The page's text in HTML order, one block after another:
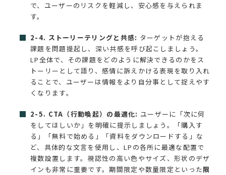
で、ユーザーのリスクを軽減し、安心感を与えられま
す。
2-4. ストーリーテリングと共感: ターゲットが抱える
課題を問題提起し、深い共感を呼び起こしましょう。
LP全体で、その課題をどのように解決できるのかをス
トーリーとして語り、感情に訴えかける表現を取り入れ
ることで、ユーザーは情報をより自分事として捉えやす
くなります。
2-5. CTA（行動喚起）の最適化: ユーザーに「次に何
をしてほしいか」を明確に提示しましょう。「購入す
る」「無料で始める」「資料をダウンロードする」な
ど、具体的な文言を使用し、LPの各所に最適な配置で
複数設置します。視認性の高い色やサイズ、形状のデザ
インも非常に重要です。期間限定や数量限定といった限